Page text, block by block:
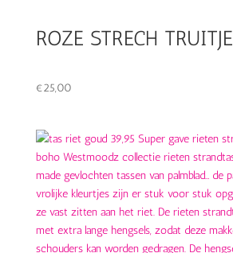
ROZE STRECH TRUITJE
€25,00